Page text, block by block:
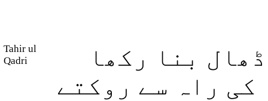
Tahir ul
Qadri
بنا رکھا
کی راہ سے روکتے